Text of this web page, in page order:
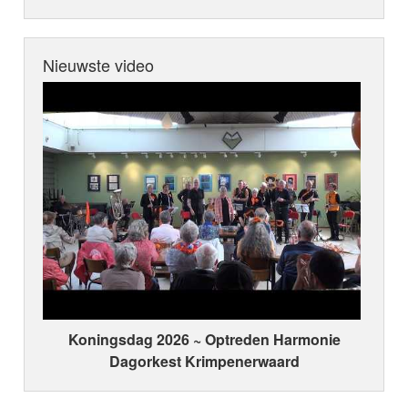
Nieuwste video
Koningsdag 2026 ~ Optreden Harmonie
Dagorkest Krimpenerwaard